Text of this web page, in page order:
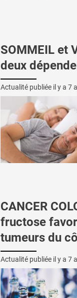
SOMMEIL et
deux
Actualité publiée il y a 7
CANCER
fructose
tumeurs du
Actualité publiée il y a 7